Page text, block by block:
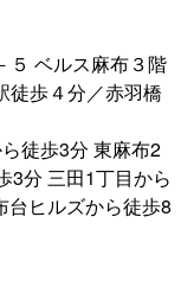
５ ベルス麻布３階
徒歩４分／赤羽橋
徒歩3分 東麻布2
3分 三田1丁目から
台ヒルズから徒歩8